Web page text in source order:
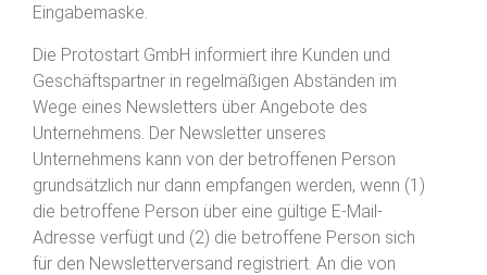
Eingabemaske.
Die Protostart GmbH informiert ihre Kunden und
Geschäftspartner in regelmäßigen Abständen im
Wege eines Newsletters über Angebote des
Unternehmens. Der Newsletter unseres
Unternehmens kann von der betroffenen Person
grundsätzlich nur dann empfangen werden, wenn (1)
die betroffene Person über eine gültige E-Mail-
Adresse verfügt und (2) die betroffene Person sich
für den Newsletterversand registriert. An die von